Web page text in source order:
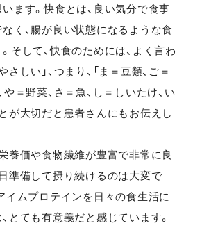
ます。快食とは、良い気分で食事
く、腸が良い状態になるような食
そして、快食のためには、よく言わ
しい」、つまり、「ま＝豆類、ご＝
や＝野菜、さ＝魚、し＝しいたけ、い
が大切だと患者さんにもお伝えし
養価や食物繊維が豊富で非常に良
準備して摂り続けるのは大変で
イムプロテインを日々の食生活に
とても有意義だと感じています。